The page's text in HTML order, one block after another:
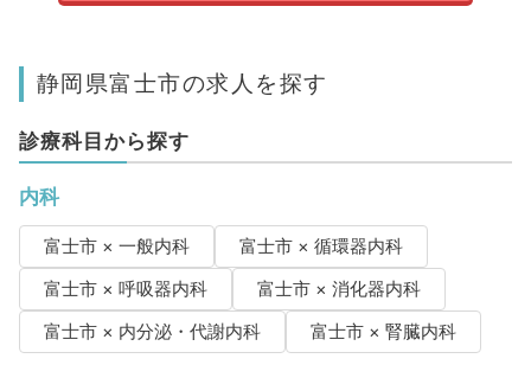
静岡県富士市の求人を探す
診療科目から探す
内科
富士市 × 一般内科
富士市 × 循環器内科
富士市 × 呼吸器内科
富士市 × 消化器内科
富士市 × 内分泌・代謝内科
富士市 × 腎臓内科